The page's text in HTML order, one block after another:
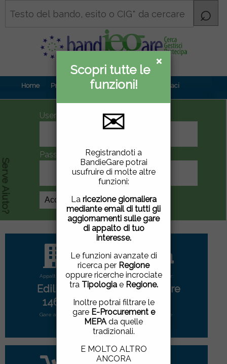
×
Informativa
privacy
Questo sito utilizza
cookie di terze parti per
migliorare la tua
esperienza di utilizzo. Se
vuoi saperne di più
qui .
Chiudendo questa
finestra, scorrendo questa
pagina, cliccando su un
link o proseguendo la
navigazione in altra
maniera, acconsenti
all'uso dei cookie.
ACCETTO |NON
ACCETTO
×
Scopri tutte le
funzioni!
✉
Registrandoti a
BandieGare potrai
usufruire di molte altre
funzioni:
La ricezione giornaliera
mediante email di tutti gli
aggiornamenti sulle gare
di appalto di tuo
interesse.
Le funzioni avanzate di
ricerca per Regione
oppure ricerche incrociate
tra Tipologiae Regione.
Inoltre potrai filtrare le
gare E-Procurement e
MEPAda quelle
tradizionali.
E MOLTO ALTRO
ANCORA
Home Prova gratuita Contenuti Contattaci
UserID
Password
Crea Account
Serve Aiuto?
Appalti per:
Edilizia
1466
Gare attive
Appalti per:
Forniture
2698
Gare attive